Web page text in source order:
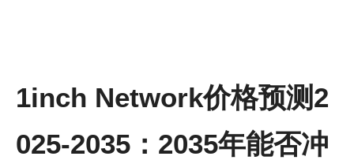
1inch Network价格预测2
025-2035：2035年能否冲